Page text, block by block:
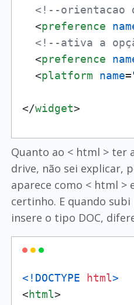
<!--
<preference
<!--ativa a
<preference
<platform name=
</widget>
Quanto ao < html > ter
drive, não sei explicar,
aparece como < html >
certinho. E quando
insere o tipo DOC,
<!DOCTYPE html>
<html>